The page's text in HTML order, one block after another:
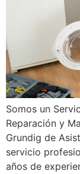
Somos un
Reparación y
Grundig de
servicio
años de